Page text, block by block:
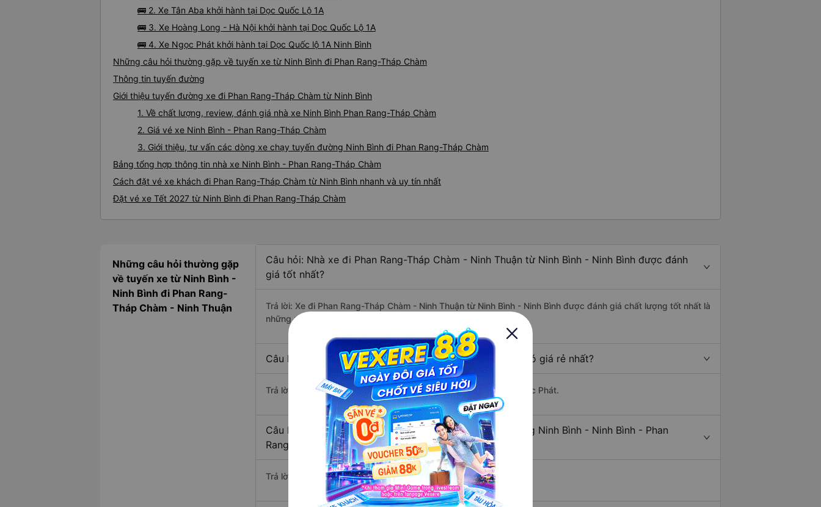
🚌 2. Xe Tân Aba khởi hành tại Dọc Quốc Lộ 1A
🚌 3. Xe Hoàng Long - Hà Nội khởi hành tại Dọc Quốc Lộ 1A
🚌 4. Xe Ngọc Phát khởi hành tại Dọc Quốc lộ 1A Ninh Bình
Những câu hỏi thường gặp về tuyến xe từ Ninh Bình đi Phan Rang-Tháp Chàm
Thông tin tuyến đường
Giới thiệu tuyến đường xe đi Phan Rang-Tháp Chàm từ Ninh Bình
1. Về chất lượng, review, đánh giá nhà xe Ninh Bình Phan Rang-Tháp Chàm
2. Giá vé xe Ninh Bình - Phan Rang-Tháp Chàm
3. Giới thiệu, tư vấn các dòng xe chạy tuyến đường Ninh Bình đi Phan Rang-Tháp Chàm
Bảng tổng hợp thông tin nhà xe Ninh Bình - Phan Rang-Tháp Chàm
Cách đặt vé xe khách đi Phan Rang-Tháp Chàm từ Ninh Bình nhanh và uy tín nhất
Đặt vé xe Tết 2027 từ Ninh Bình đi Phan Rang-Tháp Chàm
Những câu hỏi thường gặp
về tuyến xe từ Ninh Bình -
Ninh Bình đi Phan Rang-
Tháp Chàm - Ninh Thuận
Câu hỏi: Nhà xe đi Phan Rang-Tháp Chàm - Ninh Thuận từ Ninh Bình - Ninh Bình được đánh
giá tốt nhất?
Trả lời: Xe đi Phan Rang-Tháp Chàm - Ninh Thuận từ Ninh Bình - Ninh Bình được đánh giá chất lượng tốt nhất là
những nhà xe Hoàng Long (Đỏ), Tân Aba, Hoàng Long - Hà Nội.
Câu hỏi: Xe nào đi Phan Rang-Tháp Chàm - Ninh Thuận có giá rẻ nhất?
Trả lời: Vé xe rẻ nhất có mức giá là 900.000 đồng của nhà xe Ngọc Phát.
Câu hỏi: Có bao nhiêu nhà xe đang khai thác tuyến đường Ninh Bình - Ninh Bình - Phan
Rang-Tháp Chàm - Ninh Thuận ?
Trả lời: Hiện tại có 4 nhà xe khai thác tuyến đường.